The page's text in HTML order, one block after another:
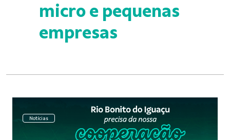
micro e pequenas
empresas
Notícias